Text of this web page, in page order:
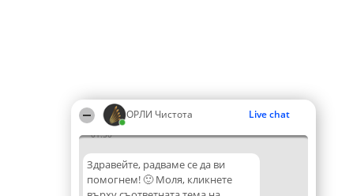
ОРЛИ Чистота Live chat
01:50
Здравейте, радваме се да ви
помогнем! 🙂 Моля, кликнете